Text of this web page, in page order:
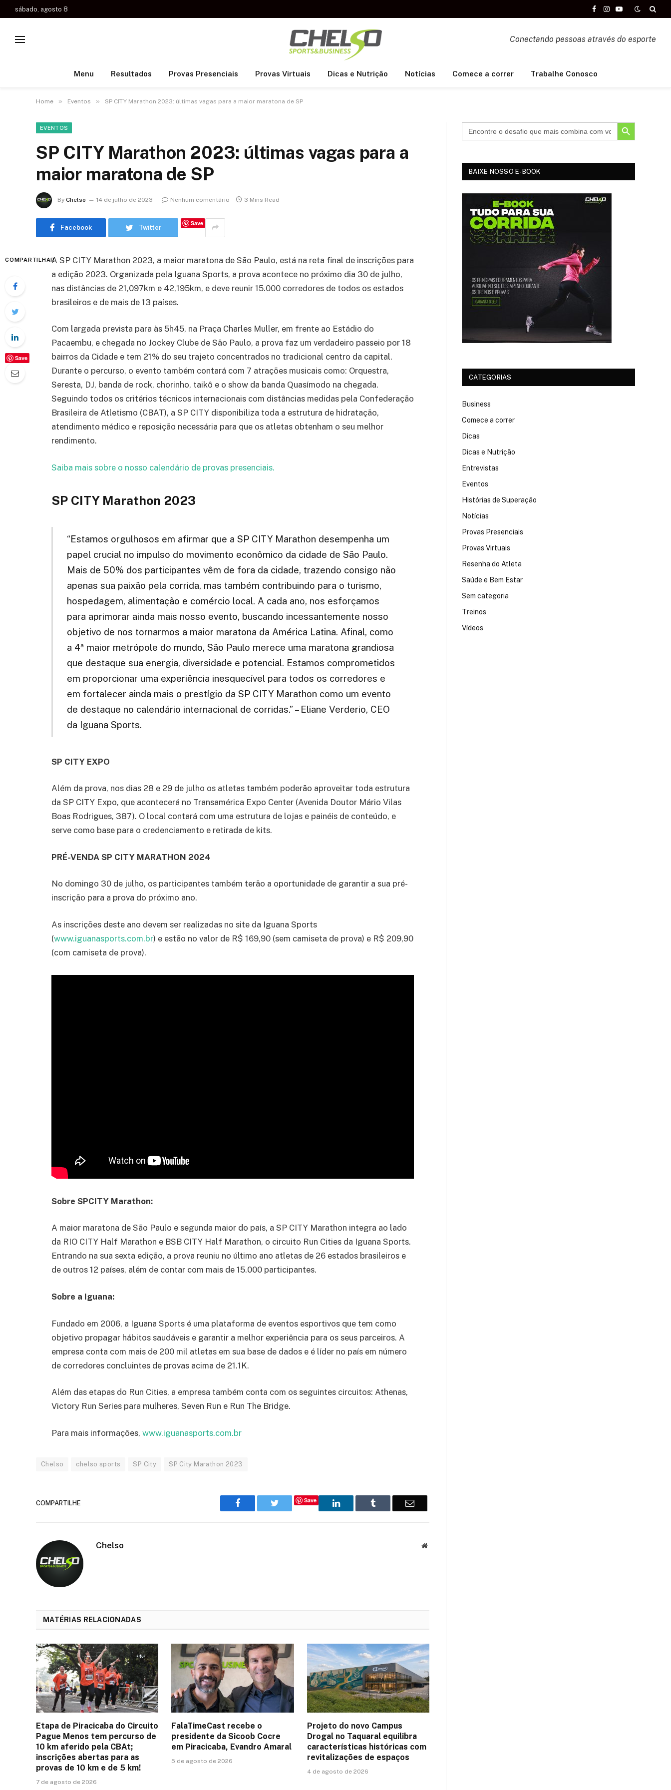
sábado, agosto 8
Facebook
Instagram
YouTube
Conectando pessoas através do esporte
Menu Resultados Provas Presenciais Provas Virtuais Dicas e Nutrição Notícias Comece a correr Trabalhe Conosco
Home » Eventos » SP CITY Marathon 2023: últimas vagas para a maior maratona de SP
EVENTOS
SP CITY Marathon 2023: últimas vagas para a
maior maratona de SP
By Chelso 14 de julho de 2023 Nenhum comentário 3 Mins Read
Facebook Twitter
Save
COMPARTILHAR
Save
A SP CITY Marathon 2023, a maior maratona de São Paulo, está na reta final de inscrições para
a edição 2023. Organizada pela Iguana Sports, a prova acontece no próximo dia 30 de julho,
nas distâncias de 21,097km e 42,195km, e deve reunir 15.000 corredores de todos os estados
brasileiros e de mais de 13 países.
Com largada prevista para às 5h45, na Praça Charles Muller, em frente ao Estádio do
Pacaembu, e chegada no Jockey Clube de São Paulo, a prova faz um verdadeiro passeio por 18
bairros da Cidade e tem 21% do seu trajeto concentrados no tradicional centro da capital.
Durante o percurso, o evento também contará com 7 atrações musicais como: Orquestra,
Seresta, DJ, banda de rock, chorinho, taikô e o show da banda Quasímodo na chegada.
Seguindo todos os critérios técnicos internacionais com distâncias medidas pela Confederação
Brasileira de Atletismo (CBAT), a SP CITY disponibiliza toda a estrutura de hidratação,
atendimento médico e reposição necessária para que os atletas obtenham o seu melhor
rendimento.
Saiba mais sobre o nosso calendário de provas presenciais.
SP CITY Marathon 2023
“Estamos orgulhosos em afirmar que a SP CITY Marathon desempenha um
papel crucial no impulso do movimento econômico da cidade de São Paulo.
Mais de 50% dos participantes vêm de fora da cidade, trazendo consigo não
apenas sua paixão pela corrida, mas também contribuindo para o turismo,
hospedagem, alimentação e comércio local. A cada ano, nos esforçamos
para aprimorar ainda mais nosso evento, buscando incessantemente nosso
objetivo de nos tornarmos a maior maratona da América Latina. Afinal, como
a 4ª maior metrópole do mundo, São Paulo merece uma maratona grandiosa
que destaque sua energia, diversidade e potencial. Estamos comprometidos
em proporcionar uma experiência inesquecível para todos os corredores e
em fortalecer ainda mais o prestígio da SP CITY Marathon como um evento
de destaque no calendário internacional de corridas.” – Eliane Verderio, CEO
da Iguana Sports.
SP CITY EXPO
Além da prova, nos dias 28 e 29 de julho os atletas também poderão aproveitar toda estrutura
da SP CITY Expo, que acontecerá no Transamérica Expo Center (Avenida Doutor Mário Vilas
Boas Rodrigues, 387). O local contará com uma estrutura de lojas e painéis de conteúdo, e
serve como base para o credenciamento e retirada de kits.
PRÉ-VENDA SP CITY MARATHON 2024
No domingo 30 de julho, os participantes também terão a oportunidade de garantir a sua pré-
inscrição para a prova do próximo ano.
As inscrições deste ano devem ser realizadas no site da Iguana Sports
(www.iguanasports.com.br) e estão no valor de R$ 169,90 (sem camiseta de prova) e R$ 209,90
(com camiseta de prova).
Sobre SPCITY Marathon:
A maior maratona de São Paulo e segunda maior do país, a SP CITY Marathon integra ao lado
da RIO CITY Half Marathon e BSB CITY Half Marathon, o circuito Run Cities da Iguana Sports.
Entrando na sua sexta edição, a prova reuniu no último ano atletas de 26 estados brasileiros e
de outros 12 países, além de contar com mais de 15.000 participantes.
Sobre a Iguana:
Fundado em 2006, a Iguana Sports é uma plataforma de eventos esportivos que tem como
objetivo propagar hábitos saudáveis e garantir a melhor experiência para os seus parceiros. A
empresa conta com mais de 200 mil atletas em sua base de dados e é líder no país em número
de corredores concluintes de provas acima de 21.1K.
Além das etapas do Run Cities, a empresa também conta com os seguintes circuitos: Athenas,
Victory Run Series para mulheres, Seven Run e Run The Bridge.
Para mais informações, www.iguanasports.com.br
Chelso chelso sports SP City SP City Marathon 2023
COMPARTILHE Facebook TwitterSave LinkedIn Tumblr Email
Chelso Website
MATÉRIAS RELACIONADAS
Etapa de Piracicaba do Circuito
Pague Menos tem percurso de
10 km aferido pela CBAt;
inscrições abertas para as
provas de 10 km e de 5 km!
7 de agosto de 2026
FalaTimeCast recebe o
presidente da Sicoob Cocre
em Piracicaba, Evandro Amaral
5 de agosto de 2026
Projeto do novo Campus
Drogal no Taquaral equilibra
características históricas com
revitalizações de espaços
4 de agosto de 2026
SEARCH BUTTON
BAIXE NOSSO E-BOOK
CATEGORIAS
Business
Comece a correr
Dicas
Dicas e Nutrição
Entrevistas
Eventos
Histórias de Superação
Notícias
Provas Presenciais
Provas Virtuais
Resenha do Atleta
Saúde e Bem Estar
Sem categoria
Treinos
Vídeos